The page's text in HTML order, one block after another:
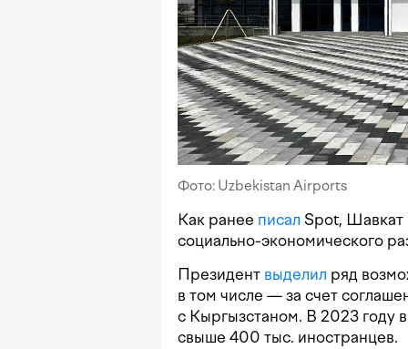
Фото: Uzbekistan Airports
Как ранее писал Spot, Шавкат
социально-экономического
Президент выделил ряд
в том числе — за счет
с Кыргызстаном. В 2023 году
свыше 400 тыс. иностранцев.